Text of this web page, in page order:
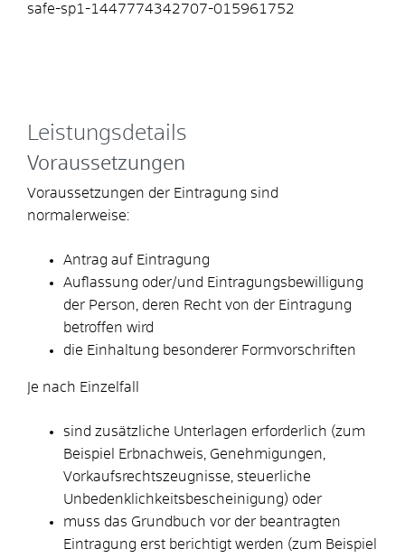
safe-sp1-1447774342707-015961752
Leistungsdetails
Voraussetzungen
Voraussetzungen der Eintragung sind
normalerweise:
Antrag auf Eintragung
Auflassung oder/und Eintragungsbewilligung
der Person, deren Recht von der Eintragung
betroffen wird
die Einhaltung besonderer Formvorschriften
Je nach Einzelfall
sind zusätzliche Unterlagen erforderlich (zum
Beispiel Erbnachweis, Genehmigungen,
Vorkaufsrechtszeugnisse, steuerliche
Unbedenklichkeitsbescheinigung) oder
muss das Grundbuch vor der beantragten
Eintragung erst berichtigt werden (zum Beispiel